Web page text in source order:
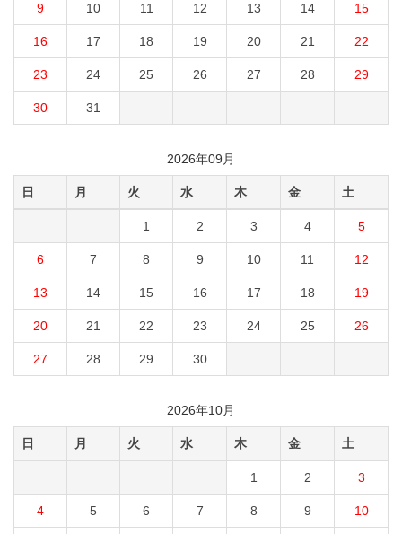
9 10 11 12 13 14 15
16 17 18 19 20 21 22
23 24 25 26 27 28 29
30 31
2026年09月
日 月 火 水 木 金 土
1 2 3 4 5
6 7 8 9 10 11 12
13 14 15 16 17 18 19
20 21 22 23 24 25 26
27 28 29 30
2026年10月
日 月 火 水 木 金 土
1 2 3
4 5 6 7 8 9 10